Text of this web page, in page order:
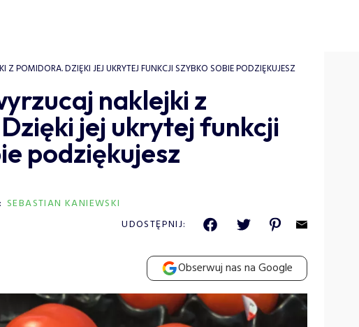
Z POMIDORA. DZIĘKI JEJ UKRYTEJ FUNKCJI SZYBKO SOBIE PODZIĘKUJESZ
naklejki z
jej ukrytej funkcji
podziękujesz
SEBASTIAN KANIEWSKI
UDOSTĘPNIJ:
Obserwuj nas na Google